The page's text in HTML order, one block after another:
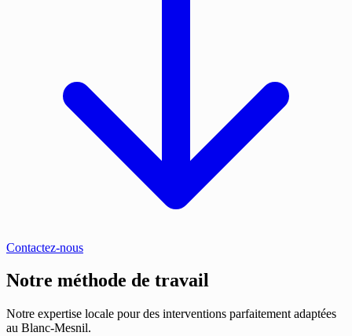
Contactez-nous
Notre méthode de travail
Notre expertise locale pour des interventions parfaitement adaptées
au Blanc-Mesnil.